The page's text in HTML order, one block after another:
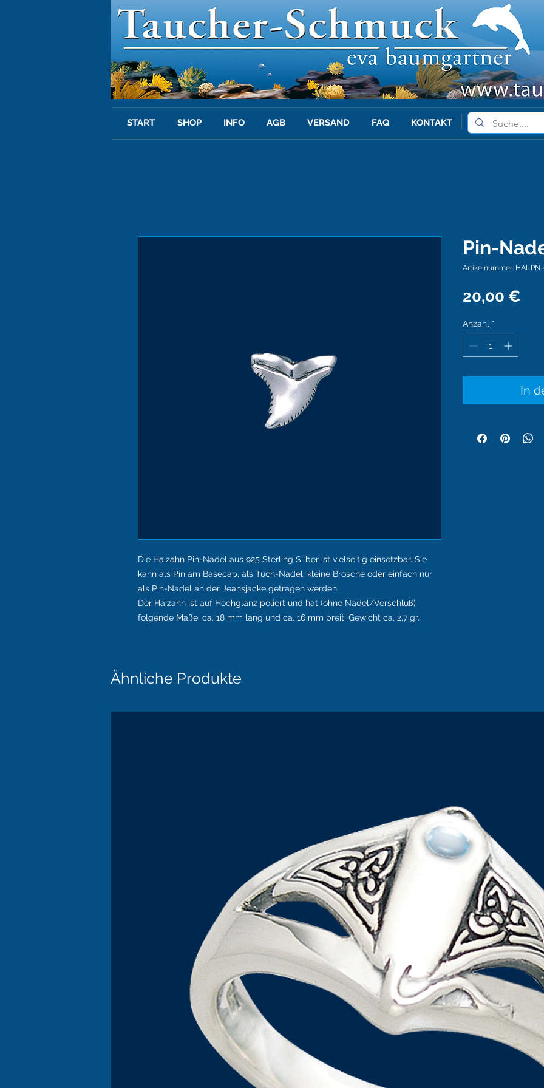
START SHOP INFO AGB VERSAND FAQ KONTAKT
Die Haizahn Pin-Nadel aus 925 Sterling Silber ist vielseitig einsetzbar. Sie
kann als Pin am Basecap, als Tuch-Nadel, kleine Brosche oder einfach nur
als Pin-Nadel an der Jeansjacke getragen werden.
Der Haizahn ist auf Hochglanz poliert und hat (ohne Nadel/Verschluß)
folgende Maße: ca. 18 mm lang und ca. 16 mm breit; Gewicht ca. 2,7 gr.
Pin-
Artikelnummer: HAI-PN-
20,00 €
Anzahl *
In
Ähnliche Produkte